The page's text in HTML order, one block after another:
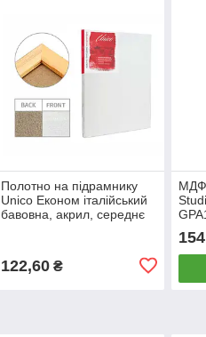
Полотно на підрамнику
Unico Економ італійський
бавовна, акрил, середнє
122,60₴
МДФ